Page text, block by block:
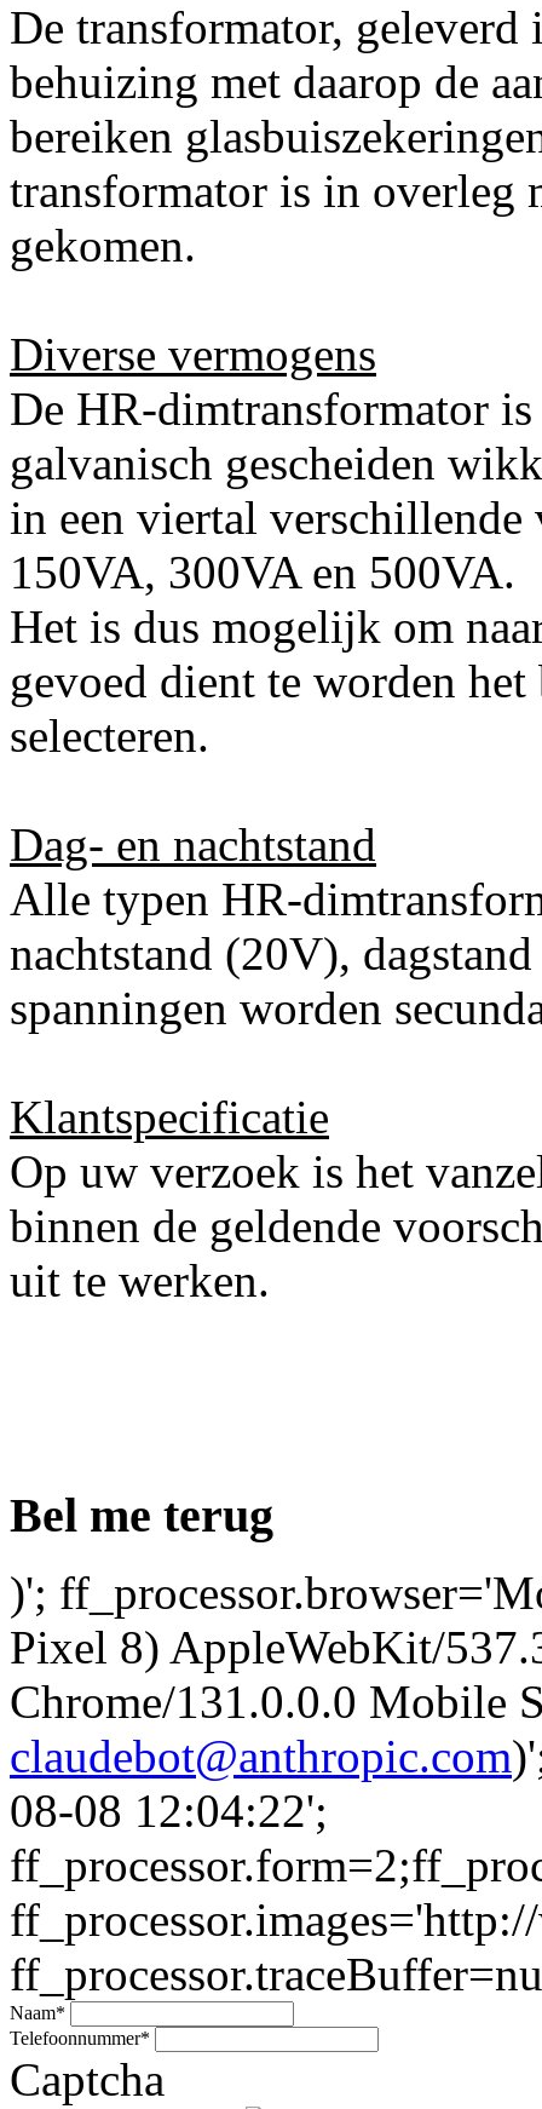
De transformator,
behuizing met daarop de
bereiken
transformator is in overleg
gekomen.
Diverse vermogens
De HR-dimtransformator
galvanisch gescheiden
in een viertal verschillende
150VA, 300VA en 500VA.
Het is dus mogelijk om
gevoed dient te worden
selecteren.
Dag- en nachtstand
Alle typen HR-
nachtstand (20V),
spanningen worden
Klantspecificatie
Op uw verzoek is het
binnen de geldende
uit te werken.
Bel me terug
)';
Pixel 8) AppleWebKit/
Chrome/131.0.0.0 Mobile
claudebot@anthropic.com
08-08 12:04:22';
Naam*
Telefoonnummer*
Captcha